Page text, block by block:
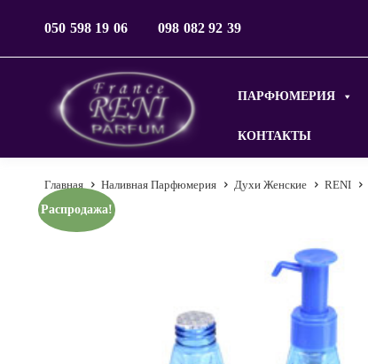
050 598 19 06 098 082 92 39
ПАРФЮМЕРИЯ
КОНТАКТЫ
Главная Наливная Парфюмерия Духи Женские RENI
Распродажа!